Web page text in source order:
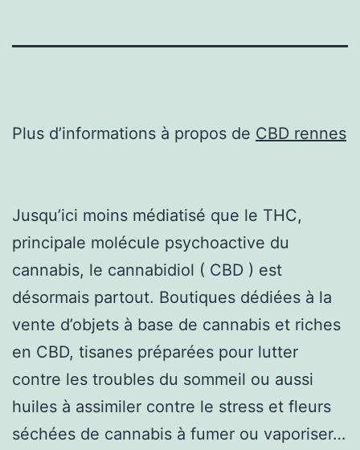
Plus d’informations à propos de CBD rennes
Jusqu’ici moins médiatisé que le THC,
principale molécule psychoactive du
cannabis, le cannabidiol ( CBD ) est
désormais partout. Boutiques dédiées à la
vente d’objets à base de cannabis et riches
en CBD, tisanes préparées pour lutter
contre les troubles du sommeil ou aussi
huiles à assimiler contre le stress et fleurs
séchées de cannabis à fumer ou vaporiser…